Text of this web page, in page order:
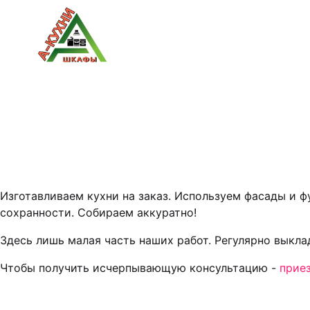
Изготавливаем кухни на заказ. Используем фасады
сохранности. Собираем аккуратно!
Здесь лишь малая часть наших работ. Регулярно
Чтобы получить исчерпывающую консультацию -